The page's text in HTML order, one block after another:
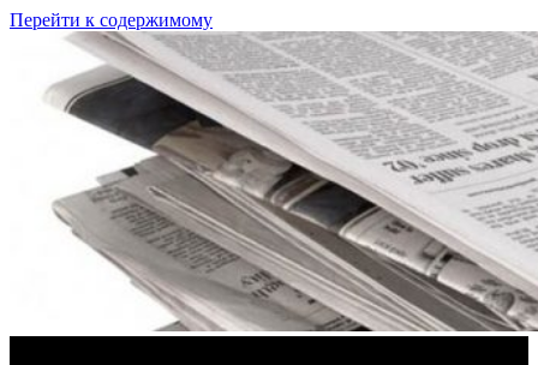
Перейти к содержимому